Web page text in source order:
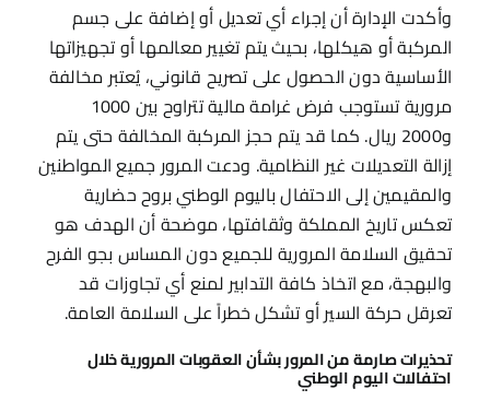
وأكدت الإدارة أن إجراء أي تعديل أو إضافة على جسم
المركبة أو هيكلها، بحيث يتم تغيير معالمها أو تجهيزاتها
الأساسية دون الحصول على تصريح قانوني، يُعتبر مخالفة
مرورية تستوجب فرض غرامة مالية تتراوح بين 1000
و2000 ريال. كما قد يتم حجز المركبة المخالفة حتى يتم
إزالة التعديلات غير النظامية. ودعت المرور جميع المواطنين
والمقيمين إلى الاحتفال باليوم الوطني بروح حضارية
تعكس تاريخ المملكة وثقافتها، موضحة أن الهدف هو
تحقيق السلامة المرورية للجميع دون المساس بجو الفرح
والبهجة، مع اتخاذ كافة التدابير لمنع أي تجاوزات قد
تعرقل حركة السير أو تشكل خطراً على السلامة العامة.
تحذيرات صارمة من المرور بشأن العقوبات المرورية خلال
احتفالات اليوم الوطني